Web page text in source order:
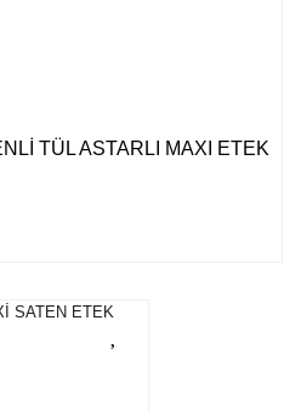
TÜL ASTARLI MAXI ETEK